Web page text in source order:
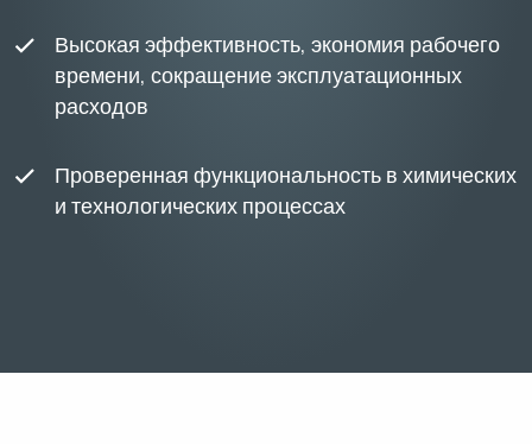
Высокая эффективность, экономия рабочего
времени, сокращение эксплуатационных
расходов
Проверенная функциональность в химических
и технологических процессах